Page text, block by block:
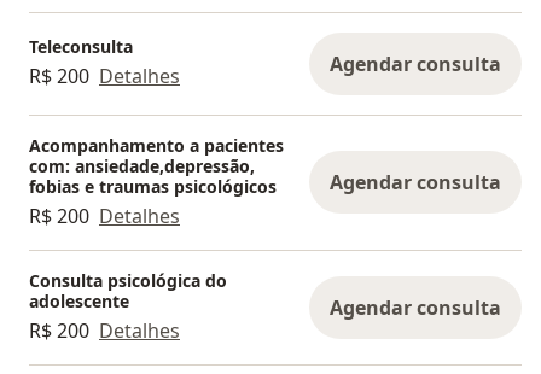
Teleconsulta
R$ 200 Detalhes Agendar consulta
Acompanhamento a pacientes
com: ansiedade,depressão,
fobias e traumas psicológicos
R$ 200 Detalhes
Agendar consulta
Consulta psicológica do
adolescente
R$ 200 Detalhes
Agendar consulta